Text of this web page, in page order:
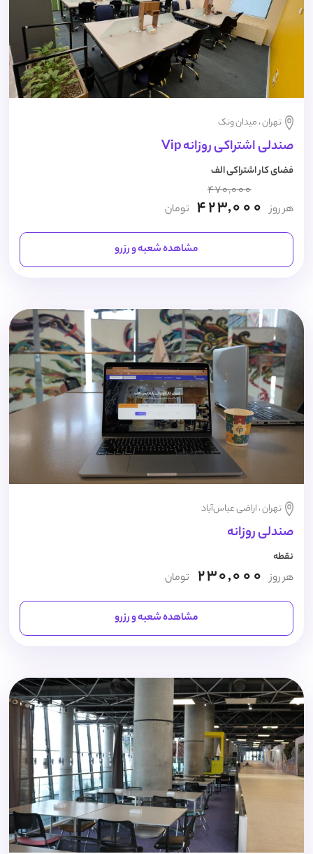
تهران ، میدان ونک
صندلی اشتراکی روزانه Vip
فضای کار اشتراکی الف
هر روز
470,000
423,000 تومان
مشاهده شعبه و رزرو
تهران ، اراضی عباس‌آباد
صندلی روزانه
نقطه
هر روز 230,000 تومان
مشاهده شعبه و رزرو